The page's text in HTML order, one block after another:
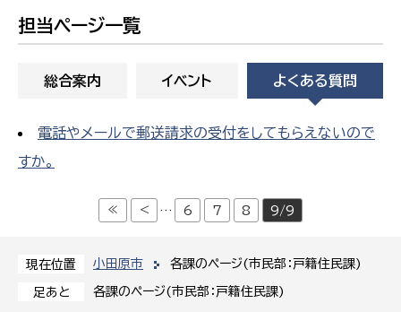
現在位置 小田原市 各課のページ(市民部：戸籍住民課)
足あと 各課のページ(市民部：戸籍住民課)
担当ページ一覧
総合案内 イベント よくある質問
電話やメールで郵送請求の受付をしてもらえないので
すか。
≪ < … 6 7 8 9/9